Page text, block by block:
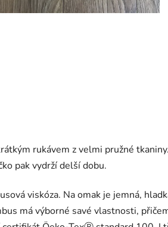
rukávem z velmi pružné
pak vydrží delší dobu.
viskóza. Na omak je jemná,
má výborné savé vlastnosti,